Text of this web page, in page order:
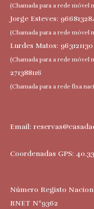
(Chamada para a rede móvel
Jorge Esteves:
(Chamada para a rede móvel
Lurdes Matos: 963121130
(Chamada para a rede móvel
271388116
(Chamada para a rede fixa
Email:
Coordenadas GPS:
Número Registo
RNET Nº9362